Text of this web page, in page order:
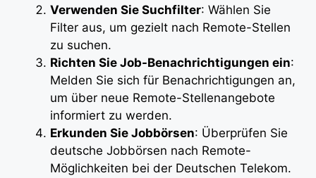
Verwenden Sie Suchfilter: Wählen Sie
Filter aus, um gezielt nach Remote-Stellen
zu suchen.
Richten Sie Job-Benachrichtigungen ein:
Melden Sie sich für Benachrichtigungen an,
um über neue Remote-Stellenangebote
informiert zu werden.
Erkunden Sie Jobbörsen: Überprüfen Sie
deutsche Jobbörsen nach Remote-
Möglichkeiten bei der Deutschen Telekom.